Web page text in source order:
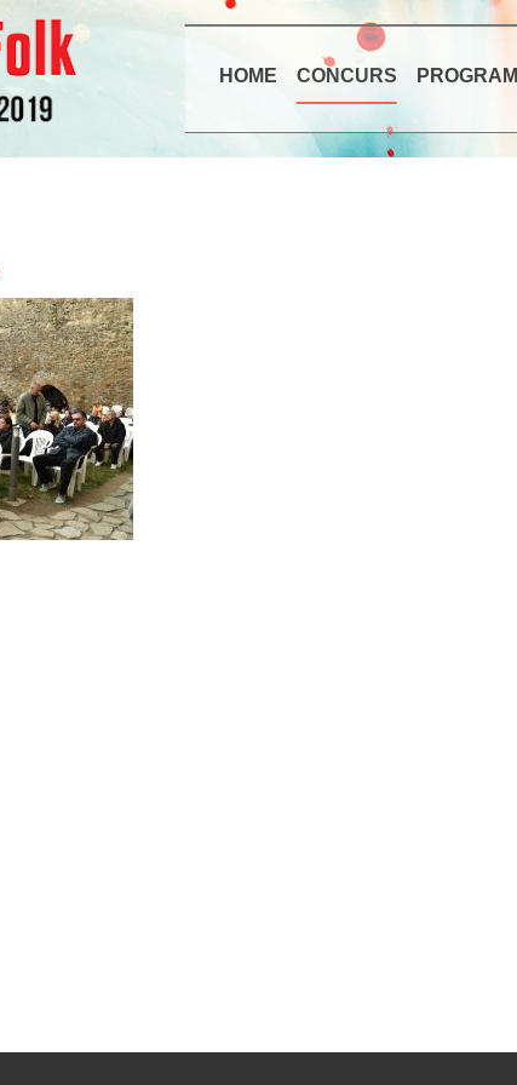
HOME CONCURS PROGRAM